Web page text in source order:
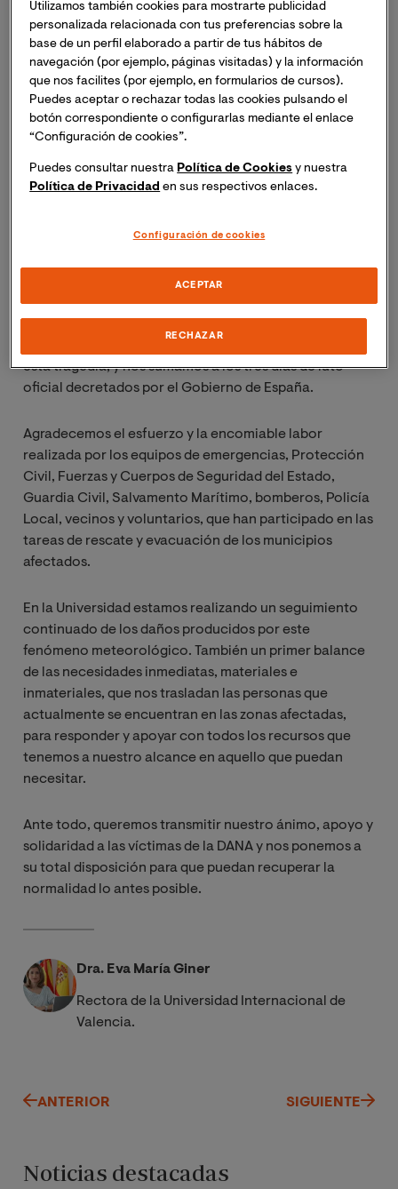
Imagen
Desde la Universidad Internacional de Valencia
queremos trasladar nuestras más sinceras
esta tragedia, y nos sumamos a los tres días de luto
oficial decretados por el Gobierno de España.
Agradecemos el esfuerzo y la encomiable labor
realizada por los equipos de emergencias, Protección
Civil, Fuerzas y Cuerpos de Seguridad del Estado,
Guardia Civil, Salvamento Marítimo, bomberos, Policía
Local, vecinos y voluntarios, que han participado en las
tareas de rescate y evacuación de los municipios
afectados.
En la Universidad estamos realizando un seguimiento
continuado de los daños producidos por este
fenómeno meteorológico. También un primer balance
de las necesidades inmediatas, materiales e
inmateriales, que nos trasladan las personas que
actualmente se encuentran en las zonas afectadas,
para responder y apoyar con todos los recursos que
tenemos a nuestro alcance en aquello que puedan
necesitar.
Ante todo, queremos transmitir nuestro ánimo, apoyo y
solidaridad a las víctimas de la DANA y nos ponemos a
su total disposición para que puedan recuperar la
normalidad lo antes posible.
Dra. Eva María Giner
Rectora de la Universidad Internacional de
Valencia.
ANTERIOR SIGUIENTE
Noticias destacadas
Utilizamos también cookies para mostrarte publicidad
personalizada relacionada con tus preferencias sobre la
base de un perfil elaborado a partir de tus hábitos de
navegación (por ejemplo, páginas visitadas) y la información
que nos facilites (por ejemplo, en formularios de cursos).
Puedes aceptar o rechazar todas las cookies pulsando el
botón correspondiente o configurarlas mediante el enlace
“Configuración de cookies”.
Puedes consultar nuestra Política de Cookies y nuestra
Política de Privacidad en sus respectivos enlaces.
Configuración de cookies
RECHAZAR
ACEPTAR